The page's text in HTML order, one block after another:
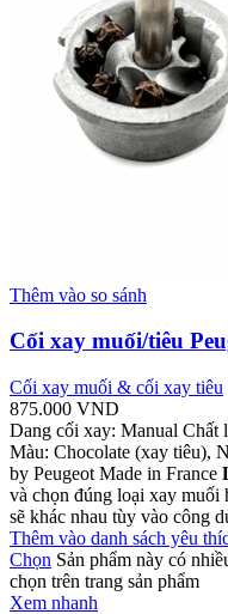
Thêm vào so sánh
Cối xay muối/tiêu
Cối xay muối & cối xay tiêu
875.000 VND
Dang cối xay: Manual
Màu: Chocolate (xay tiêu),
by Peugeot Made in France
và chọn đúng loại xay muối
sẽ khác nhau tùy vào công
Thêm vào danh sách yêu
Chọn Sản phẩm này có
chọn trên trang sản phẩm
Xem nhanh